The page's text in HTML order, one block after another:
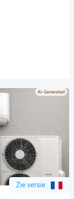
Zie versie: